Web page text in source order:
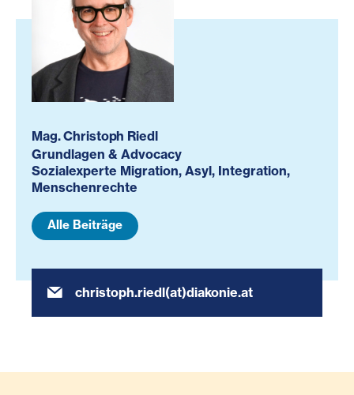
Mag. Christoph Riedl
Grundlagen & Advocacy
Sozialexperte Migration, Asyl, Integration,
Menschenrechte
Alle Beiträge
christoph.riedl(at)diakonie.at